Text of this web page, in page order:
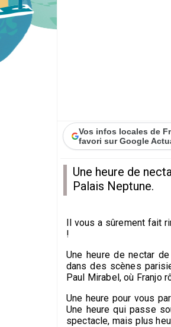
Vos infos locales de
favori sur Google
Une heure de
Palais Neptune.
Il vous a sûrement fait
!
Une heure de nectar
dans des scènes
Paul Mirabel, où Franjo
Une heure pour vous
Une heure qui passe
spectacle, mais plus